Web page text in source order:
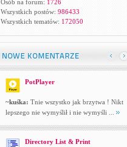
Osób na forum: 1726
Wszystkich postów: 986433
Wszystkich tematów: 172050
PotPlayer
~kuśka: Tnie wszystko jak brzytwa ! Nikt
lepszego nie wymyślił i nie wymyśli ...
Directory List & Print